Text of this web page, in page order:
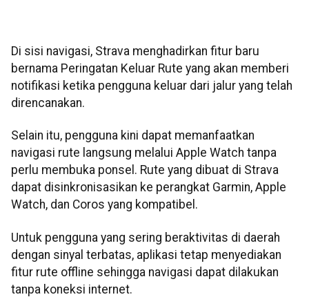
Di sisi navigasi, Strava menghadirkan fitur baru
bernama Peringatan Keluar Rute yang akan memberi
notifikasi ketika pengguna keluar dari jalur yang telah
direncanakan.
Selain itu, pengguna kini dapat memanfaatkan
navigasi rute langsung melalui Apple Watch tanpa
perlu membuka ponsel. Rute yang dibuat di Strava
dapat disinkronisasikan ke perangkat Garmin, Apple
Watch, dan Coros yang kompatibel.
Untuk pengguna yang sering beraktivitas di daerah
dengan sinyal terbatas, aplikasi tetap menyediakan
fitur rute offline sehingga navigasi dapat dilakukan
tanpa koneksi internet.